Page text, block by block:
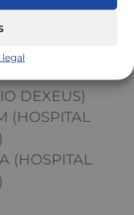
DEXEUS)
DEXEUS)
DEXEUS)
(HOSPITAL
(HOSPITAL